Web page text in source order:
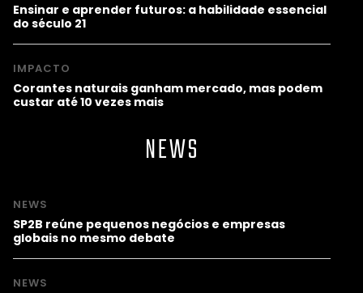
Ensinar e aprender futuros: a habilidade essencial
do século 21
IMPACTO
Corantes naturais ganham mercado, mas podem
custar até 10 vezes mais
NEWS
NEWS
SP2B reúne pequenos negócios e empresas
globais no mesmo debate
NEWS